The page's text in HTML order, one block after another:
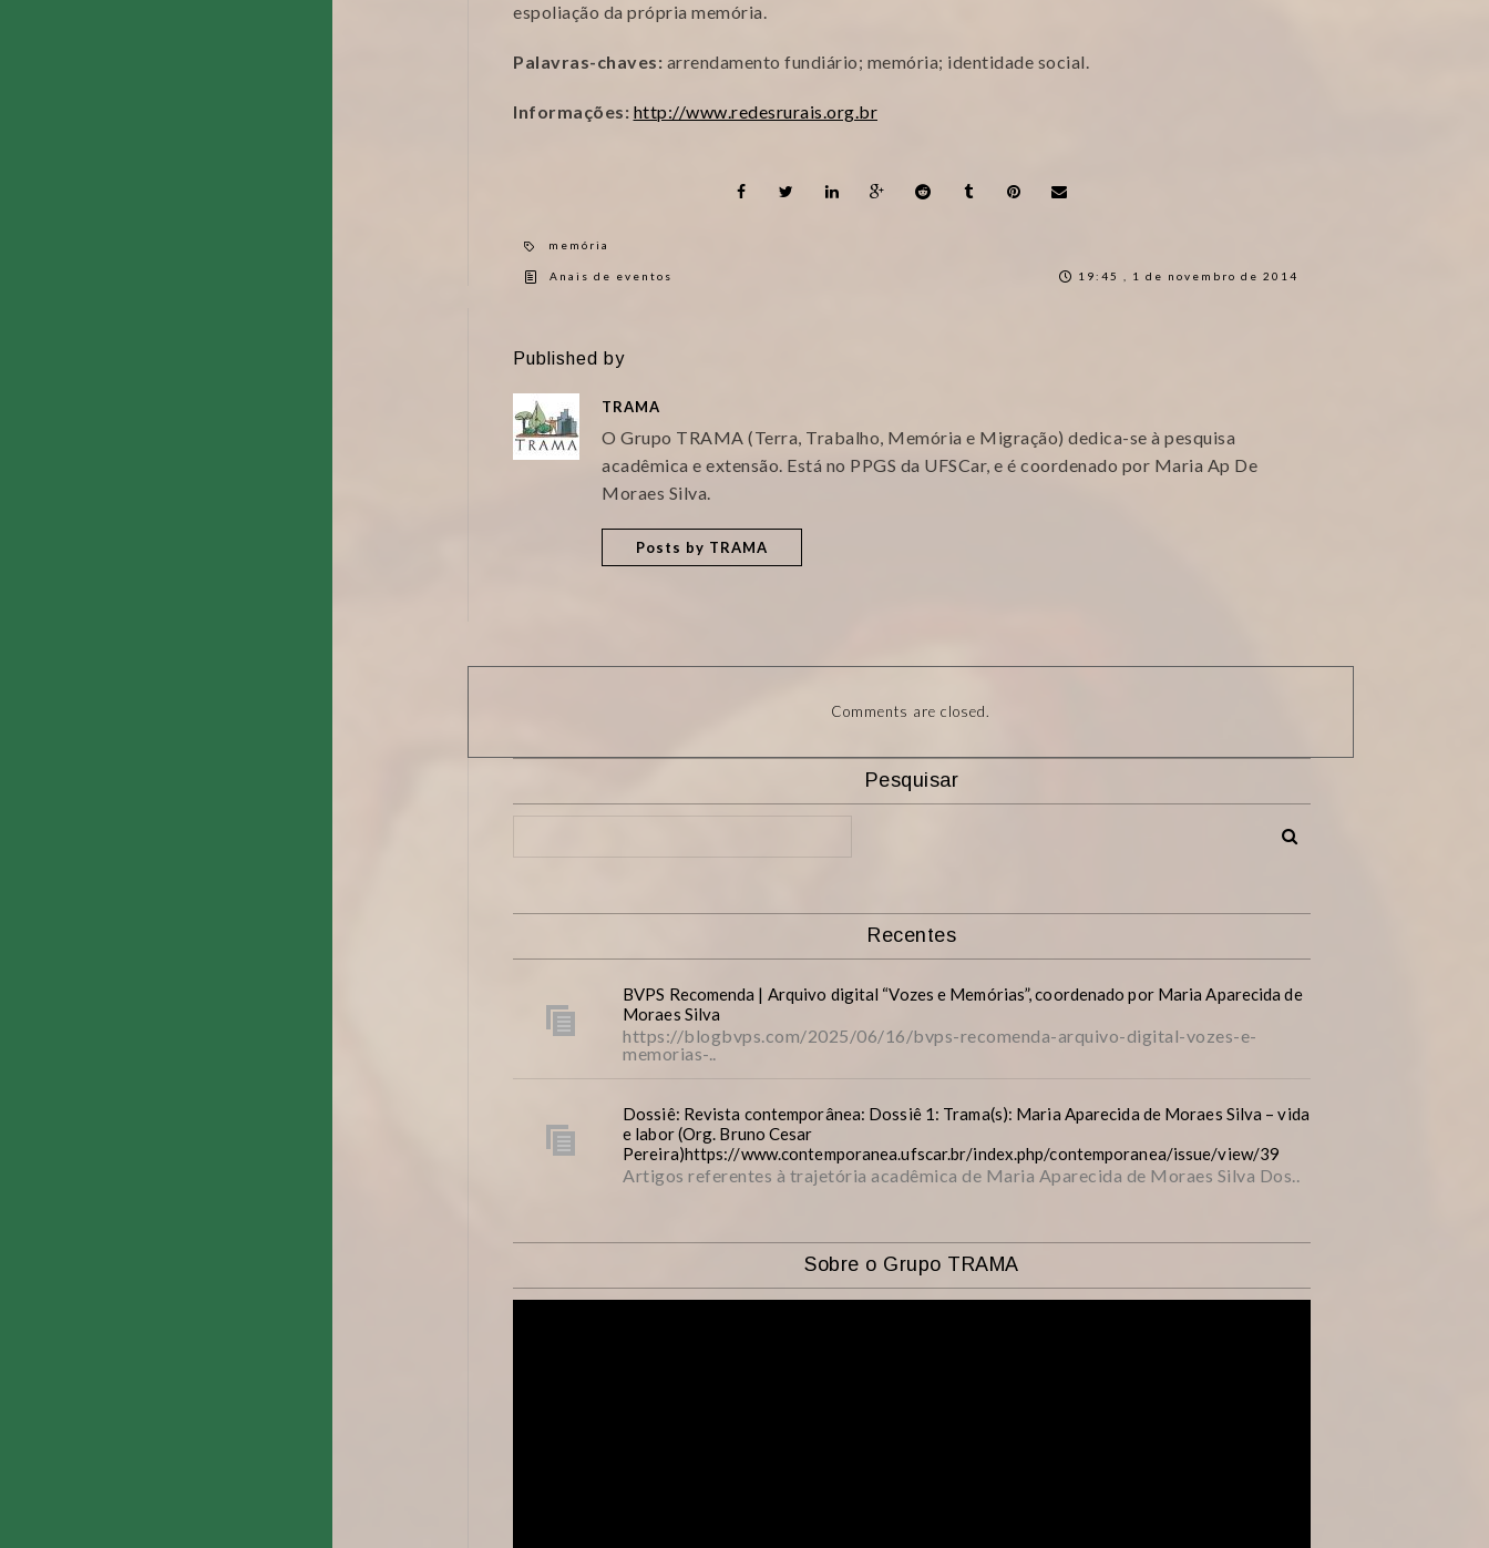
espoliação da própria memória.
Palavras-chaves: arrendamento fundiário; memória; identidade social.
Informações: http://www.redesrurais.org.br
memória
Anais de eventos 19:45 , 1 de novembro de 2014
Published by
TRAMA
O Grupo TRAMA (Terra, Trabalho, Memória e Migração) dedica-se à pesquisa
acadêmica e extensão. Está no PPGS da UFSCar, e é coordenado por Maria Ap De
Moraes Silva.
Posts by TRAMA
Comments are closed.
Pesquisar
Recentes
BVPS Recomenda | Arquivo digital “Vozes e Memórias”, coordenado por Maria Aparecida de
Moraes Silva
https://blogbvps.com/2025/06/16/bvps-recomenda-arquivo-digital-vozes-e-
memorias-..
Dossiê: Revista contemporânea: Dossiê 1: Trama(s): Maria Aparecida de Moraes Silva – vida
e labor (Org. Bruno Cesar
Pereira)https://www.contemporanea.ufscar.br/index.php/contemporanea/issue/view/39
Artigos referentes à trajetória acadêmica de Maria Aparecida de Moraes Silva Dos..
Sobre o Grupo TRAMA